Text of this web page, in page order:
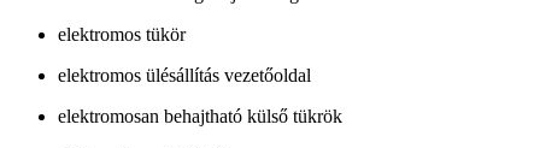
elektromos tükör
elektromos ülésállítás vezetőoldal
elektromosan behajtható külső tükrök